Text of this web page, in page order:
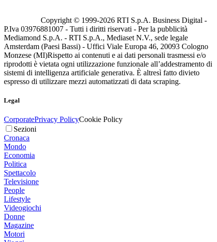
Copyright © 1999-2026 RTI S.p.A. Business Digital -
P.Iva 03976881007 - Tutti i diritti riservati - Per la pubblicità
Mediamond S.p.A. - RTI S.p.A., Mediaset N.V., sede legale
Amsterdam (Paesi Bassi) - Uffici Viale Europa 46, 20093 Cologno
Monzese (MI)Rispetto ai contenuti e ai dati personali trasmessi e/o
riprodotti è vietata ogni utilizzazione funzionale all’addestramento di
sistemi di intelligenza artificiale generativa. È altresì fatto divieto
espresso di utilizzare mezzi automatizzati di data scraping.
Legal
CorporatePrivacy PolicyCookie Policy
Sezioni
Cronaca
Mondo
Economia
Politica
Spettacolo
Televisione
People
Lifestyle
Videogiochi
Donne
Magazine
Motori